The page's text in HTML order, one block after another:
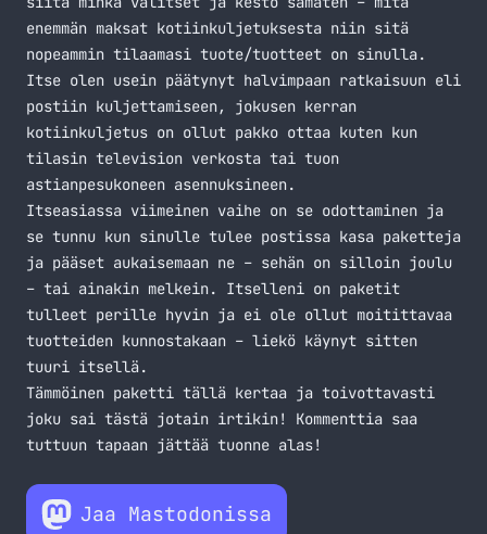
enemmän maksat kotiinkuljetuksesta niin sitä
nopeammin tilaamasi tuote/tuotteet on sinulla.
Itse olen usein päätynyt halvimpaan ratkaisuun eli
postiin kuljettamiseen, jokusen kerran
kotiinkuljetus on ollut pakko ottaa kuten kun
tilasin television verkosta tai tuon
astianpesukoneen asennuksineen.
Itseasiassa viimeinen vaihe on se odottaminen ja
se tunnu kun sinulle tulee postissa kasa paketteja
ja pääset aukaisemaan ne – sehän on silloin joulu
– tai ainakin melkein. Itselleni on paketit
tulleet perille hyvin ja ei ole ollut moitittavaa
tuotteiden kunnostakaan – liekö käynyt sitten
tuuri itsellä.
Tämmöinen paketti tällä kertaa ja toivottavasti
joku sai tästä jotain irtikin! Kommenttia saa
tuttuun tapaan jättää tuonne alas!
Jaa Mastodonissa